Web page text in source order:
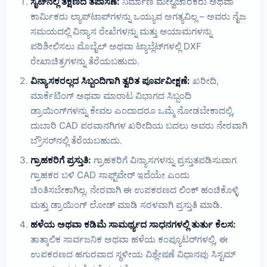
ಕಾರ್ಮಿಕರು ಲ್ಯಾಪ್‌ಟಾಪ್‌ಗಳನ್ನು ಒಯ್ಯುವ ಅಗತ್ಯವಿಲ್ಲ – ಅವರು ನೈಜ
ಸಮಯದಲ್ಲಿ ವಿನ್ಯಾಸ ರೇಖೆಗಳನ್ನು ಮತ್ತು ಆಯಾಮಗಳನ್ನು
ಪರಿಶೀಲಿಸಲು ಮೊಬೈಲ್ ಅಥವಾ ಟ್ಯಾಬ್ಲೆಟ್‌ಗಳಲ್ಲಿ DXF
ರೇಖಾಚಿತ್ರಗಳನ್ನು ತೆರೆಯಬಹುದು.
ವಿನ್ಯಾಸಕರಲ್ಲದ ಸಿಬ್ಬಂದಿಗಾಗಿ ತ್ವರಿತ ಪೂರ್ವವೀಕ್ಷಣೆ: ಖರೀದಿ,
ಮಾರ್ಕೆಟಿಂಗ್ ಅಥವಾ ಮಾರಾಟ ವಿಭಾಗದ ಸಿಬ್ಬಂದಿ
ಡ್ರಾಯಿಂಗ್‌ಗಳನ್ನು ಕೇವಲ ಎಂದಾದರೂ ಒಮ್ಮೆ ನೋಡಬೇಕಾದಲ್ಲಿ,
ದುಬಾರಿ CAD ಪರವಾನಗಿಗಳ ಖರೀದಿಯ ಬದಲು ಅವರು ನೇರವಾಗಿ
ಬ್ರೌಸರ್‌ನಲ್ಲಿ ತೆರೆಯಬಹುದು.
ಗ್ರಾಹಕರಿಗೆ ಪ್ರಸ್ತುತಿ: ಗ್ರಾಹಕರಿಗೆ ವಿನ್ಯಾಸಗಳನ್ನು ಪ್ರಸ್ತುತಪಡಿಸುವಾಗ
ಗ್ರಾಹಕರ ಬಳಿ CAD ಸಾಫ್ಟ್‌ವೇರ್ ಇದೆಯೇ ಎಂದು
ಚಿಂತಿಸಬೇಕಾಗಿಲ್ಲ. ನೇರವಾಗಿ ಈ ಉಪಕರಣದ ಲಿಂಕ್ ಹಂಚಿಕೊಳ್ಳಿ
ಮತ್ತು ಡ್ರಾಯಿಂಗ್ ಲೋಡ್ ಮಾಡಿ ಸರಳವಾಗಿ ಪ್ರಸ್ತುತಿ ಮಾಡಿ.
ಹಳೆಯ ಅಥವಾ ಕಡಿಮೆ ಸಾಮರ್ಥ್ಯದ ಸಾಧನಗಳಲ್ಲಿ ತುರ್ತು ಕೆಲಸ:
ತಾತ್ಕಾಲಿಕ ಸಾರ್ವಜನಿಕ ಅಥವಾ ಹಳೆಯ ಕಂಪ್ಯೂಟರ್‌ಗಳಲ್ಲಿ, ಈ
ಉಪಕರಣದ ಹಗುರವಾದ ಸ್ಥಳೀಯ ವಿಶ್ಲೇಷಣೆ ವಿಧಾನವು ಸಿಸ್ಟಮ್